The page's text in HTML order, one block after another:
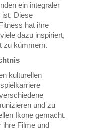
ein integraler
ist. Diese
hat ihre
dazu inspiriert,
zu kümmern.
kulturellen
und zu
Ikone gemacht.
ihre Filme und